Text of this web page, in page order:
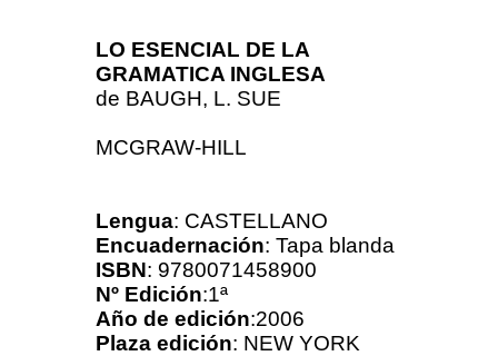
LO ESENCIAL DE LA
GRAMATICA INGLESA
de BAUGH, L. SUE
MCGRAW-HILL
Lengua: CASTELLANO
Encuadernación: Tapa blanda
ISBN: 9780071458900
Nº Edición:1ª
Año de edición:2006
Plaza edición: NEW YORK